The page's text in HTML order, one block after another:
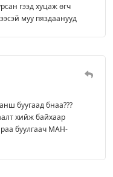
гээд хуцаж өгч
муу пяздаанууд
буугаад бнаа???
хийж байхаар
буулгаач МАН-